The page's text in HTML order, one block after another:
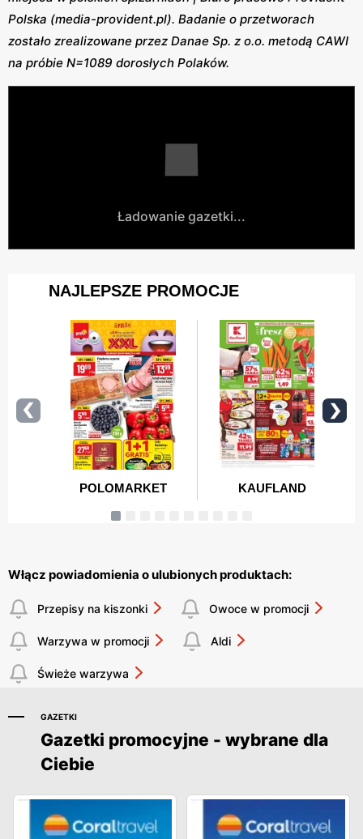
Polska (media-provident.pl). Badanie o przetworach
zostało zrealizowane przez Danae Sp. z o.o. metodą CAWI
na próbie N=1089 dorosłych Polaków.
Ładowanie gazetki...
Włącz powiadomienia o ulubionych produktach:
Przepisy na kiszonki Owoce w promocji
Warzywa w promocji Aldi
Świeże warzywa
GAZETKI
Gazetki promocyjne - wybrane dla
Ciebie